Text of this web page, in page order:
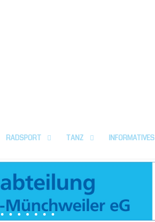
RADSPORT TANZ INFORMATIVES